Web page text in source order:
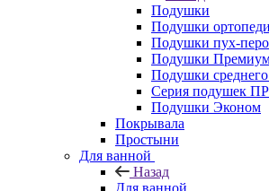
Подушки
Подушки
Подушки пух-перо
Подушки
Подушки среднего
Серия подушек
Подушки Эконом
Покрывала
Простыни
Для ванной
Назад
Для ванной